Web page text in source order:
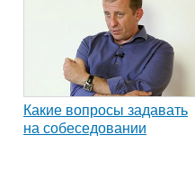
Какие вопросы задавать
на собеседовании